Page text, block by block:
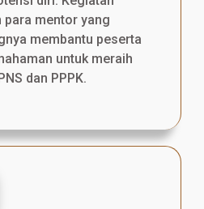
mentor yang
membantu peserta
untuk meraih
dan PPPK.